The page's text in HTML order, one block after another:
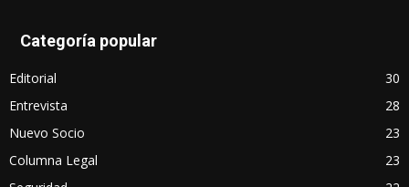
Categoría popular
Editorial
30
Entrevista
28
Nuevo Socio
23
Columna Legal
23